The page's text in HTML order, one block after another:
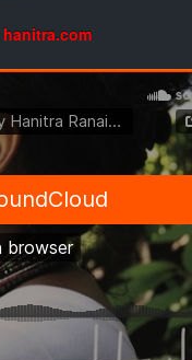
hanitra.com